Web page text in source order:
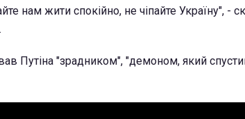
нам жити спокійно, не чіпайте Україну", -
Путіна "зрадником", "демоном, який